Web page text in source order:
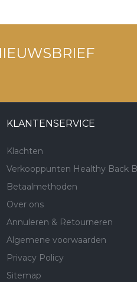
KLANTENSERVICE
Klachten
Verkooppunten Healthy Back
Betaalmethoden
Over ons
Annuleren & Retourneren
Algemene voorwaarden
Privacy Policy
Sitemap